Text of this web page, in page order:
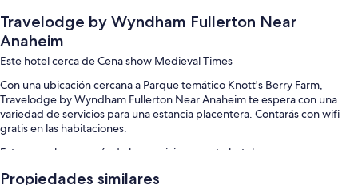
Travelodge by Wyndham Fullerton Near
Anaheim
Este hotel cerca de Cena show Medieval Times
Con una ubicación cercana a Parque temático Knott's Berry Farm,
Travelodge by Wyndham Fullerton Near Anaheim te espera con una
variedad de servicios para una estancia placentera. Contarás con wifi
gratis en las habitaciones.
Estos son algunos más de los servicios en este hotel:
Estacionamiento gratis
Propiedades similares